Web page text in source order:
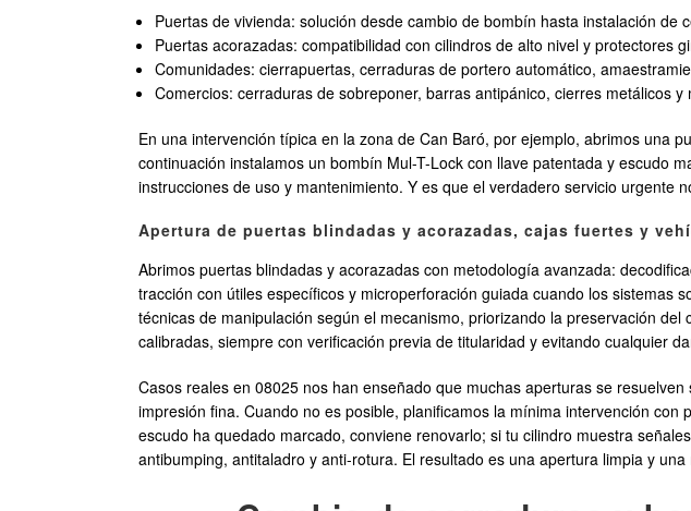
Puertas de vivienda: solución desde cambio de bombín hasta instalación de
Puertas acorazadas: compatibilidad con cilindros de alto nivel y protectores
Comunidades: cierrapuertas, cerraduras de portero automático,
Comercios: cerraduras de sobreponer, barras antipánico, cierres metálicos
En una intervención típica en la zona de Can Baró, por ejemplo, abrimos una
continuación instalamos un bombín Mul-T-Lock con llave patentada y escudo
instrucciones de uso y mantenimiento. Y es que el verdadero servicio urgente
Apertura de puertas blindadas y acorazadas, cajas fuertes y
Abrimos puertas blindadas y acorazadas con metodología avanzada:
tracción con útiles específicos y microperforación guiada cuando los sistemas
técnicas de manipulación según el mecanismo, priorizando la preservación
calibradas, siempre con verificación previa de titularidad y evitando cualquier
Casos reales en 08025 nos han enseñado que muchas aperturas se
impresión fina. Cuando no es posible, planificamos la mínima intervención
escudo ha quedado marcado, conviene renovarlo; si tu cilindro muestra
antibumping, antitaladro y anti-rotura. El resultado es una apertura limpia y